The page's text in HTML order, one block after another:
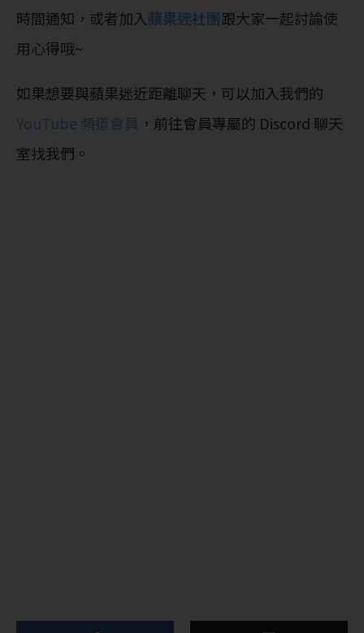
時間通知，或者加入蘋果迷社團跟大家一起討論使
用心得哦~
如果想要與蘋果迷近距離聊天，可以加入我們的
YouTube 頻道會員 ，前往會員專屬的 Discord 聊天
室找我們。